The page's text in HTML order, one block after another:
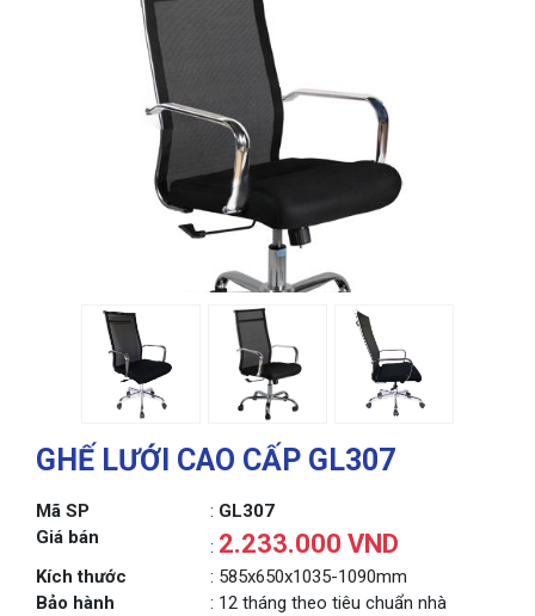
Previous
GHẾ LƯỚI CAO CẤP GL307
Mã SP : GL307
Giá bán
: 2.233.000 VND
Kích thước
: 585x650x1035-1090mm
Bảo hành
: 12 tháng theo tiêu chuẩn nhà